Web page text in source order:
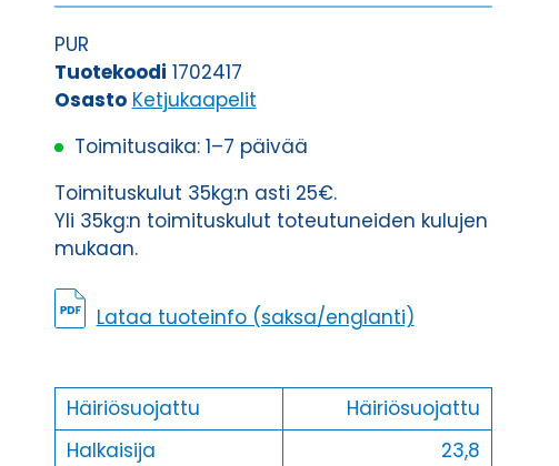
SK-
PUR
UL/CSA
(AWG16)
määrä
PUR
Tuotekoodi 1702417
Osasto Ketjukaapelit
Toimitusaika: 1–7 päivää
Toimituskulut 35kg:n asti 25€.
Yli 35kg:n toimituskulut toteutuneiden kulujen
mukaan.
Lataa tuoteinfo (saksa/englanti)
Häiriösuojattu
Häiriösuojattu
Halkaisija
23,8